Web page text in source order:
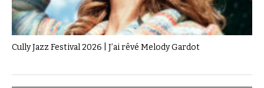
Cully Jazz Festival 2026 | J’ai rêvé Melody Gardot